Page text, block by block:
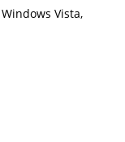
Vista,